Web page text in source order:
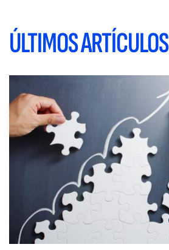
ÚLTIMOS ARTÍCULOS